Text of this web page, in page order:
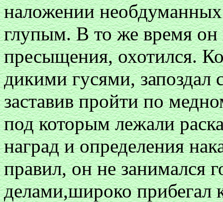
наложении
глупым. В то же время он
пресыщения, охотился.
дикими гусями, запоздал
заставив пройти по
под которым лежали
наград и определения
правил, он не занимался
делами,широко прибегал